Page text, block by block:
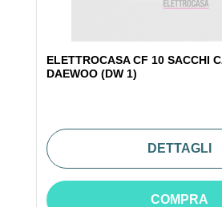
ELETTROCASA CF 10 SACCHI
DAEWOO (DW 1)
DETTAGLI
COMPRA